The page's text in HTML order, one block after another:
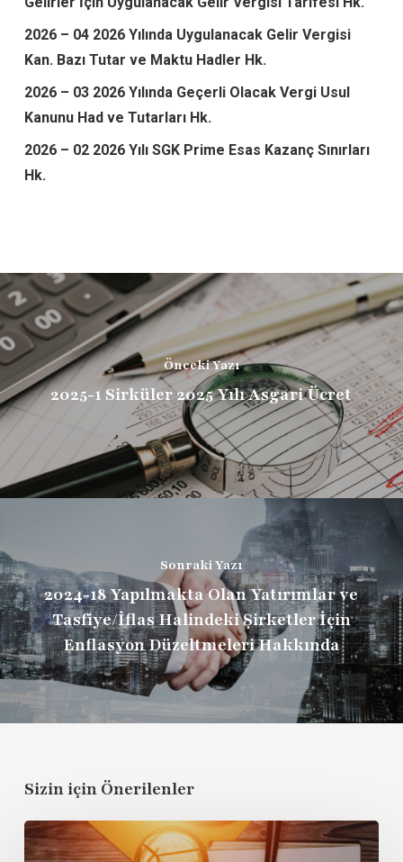
2026 – 04 2026 Yılında Uygulanacak Gelir Vergisi
Kan. Bazı Tutar ve Maktu Hadler Hk.
2026 – 03 2026 Yılında Geçerli Olacak Vergi Usul
Kanunu Had ve Tutarları Hk.
2026 – 02 2026 Yılı SGK Prime Esas Kazanç Sınırları
Hk.
Önceki Yazı
2025-1 Sirküler 2025 Yılı Asgari Ücret
Sonraki Yazı
2024-18 Yapılmakta Olan Yatırımlar ve
Tasfiye/İflas Halindeki Şirketler İçin
Enflasyon Düzeltmeleri Hakkında
Sizin için Önerilenler